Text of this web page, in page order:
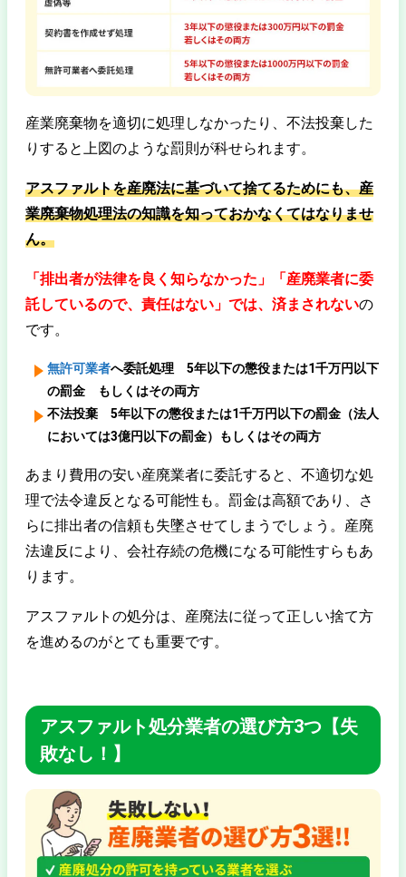
産業廃棄物を適切に処理しなかったり、不法投棄した
りすると上図のような罰則が科せられます。
アスファルトを産廃法に基づいて捨てるためにも、産
業廃棄物処理法の知識を知っておかなくてはなりませ
ん。
「排出者が法律を良く知らなかった」「産廃業者に委
託しているので、責任はない」では、済まされないの
です。
無許可業者へ委託処理 5年以下の懲役または1千万円以下
の罰金 もしくはその両方
不法投棄 5年以下の懲役または1千万円以下の罰金（法人
においては3億円以下の罰金）もしくはその両方
あまり費用の安い産廃業者に委託すると、不適切な処
理で法令違反となる可能性も。罰金は高額であり、さ
らに排出者の信頼も失墜させてしまうでしょう。産廃
法違反により、会社存続の危機になる可能性すらもあ
ります。
アスファルトの処分は、産廃法に従って正しい捨て方
を進めるのがとても重要です。
アスファルト処分業者の選び方3つ【失
敗なし！】